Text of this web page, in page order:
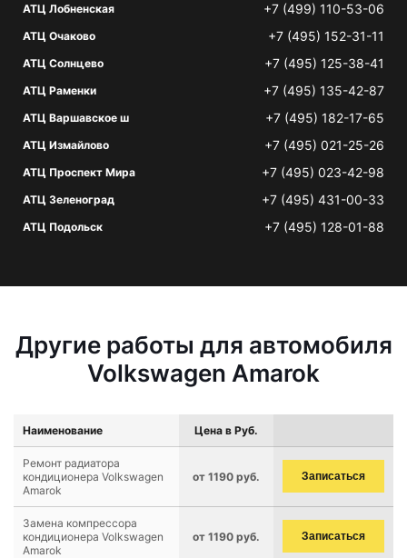
АТЦ Лобненская +7 (499) 110-53-06
АТЦ Очаково +7 (495) 152-31-11
АТЦ Солнцево +7 (495) 125-38-41
АТЦ Раменки +7 (495) 135-42-87
АТЦ Варшавское ш +7 (495) 182-17-65
АТЦ Измайлово +7 (495) 021-25-26
АТЦ Проспект Мира +7 (495) 023-42-98
АТЦ Зеленоград +7 (495) 431-00-33
АТЦ Подольск +7 (495) 128-01-88
Другие работы для автомобиля
Volkswagen Amarok
Наименование Цена в Руб.
Ремонт радиатора
кондиционера Volkswagen
Amarok
от 1190 руб. Записаться
Замена компрессора
кондиционера Volkswagen
Amarok
от 1190 руб. Записаться